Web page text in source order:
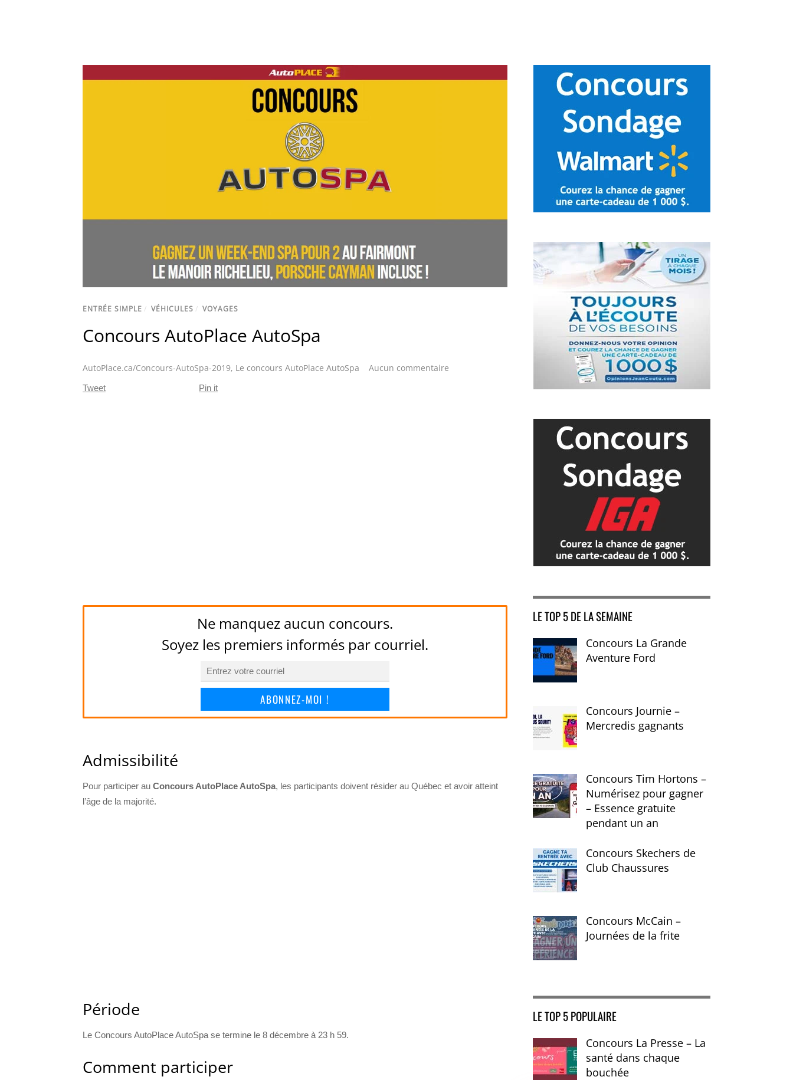
ENTRÉE SIMPLE / VÉHICULES / VOYAGES
Concours AutoPlace AutoSpa
AutoPlace.ca/Concours-AutoSpa-2019, Le concours AutoPlace AutoSpa Aucun commentaire
Tweet Pin it
Ne manquez aucun concours.
Soyez les premiers informés par courriel.
ABONNEZ-MOI !
Admissibilité
Pour participer au Concours AutoPlace AutoSpa, les participants doivent résider au Québec et avoir atteint
l’âge de la majorité.
Période
Le Concours AutoPlace AutoSpa se termine le 8 décembre à 23 h 59.
Comment participer
LE TOP 5 DE LA SEMAINE
Concours La Grande
Aventure Ford
Concours Journie –
Mercredis gagnants
Concours Tim Hortons –
Numérisez pour gagner
– Essence gratuite
pendant un an
Concours Skechers de
Club Chaussures
Concours McCain –
Journées de la frite
LE TOP 5 POPULAIRE
Concours La Presse – La
santé dans chaque
bouchée